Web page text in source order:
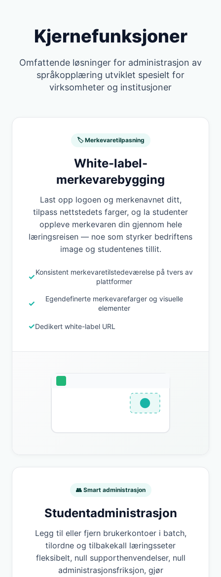
Kjernefunksjoner
Omfattende løsninger for administrasjon av
språkopplæring utviklet spesielt for
virksomheter og institusjoner
🏷️ Merkevaretilpasning
White-label-
merkevarebygging
Last opp logoen og merkenavnet ditt,
tilpass nettstedets farger, og la studenter
oppleve merkevaren din gjennom hele
læringsreisen — noe som styrker bedriftens
image og studentenes tillit.
Konsistent merkevaretilstedeværelse på tvers av
plattformer
Egendefinerte merkevarefarger og visuelle
elementer
Dedikert white-label URL
👥 Smart administrasjon
Studentadministrasjon
Legg til eller fjern brukerkontoer i batch,
tilordne og tilbakekall læringsseter
fleksibelt, null supporthenvendelser, null
administrasjonsfriksjon, gjør